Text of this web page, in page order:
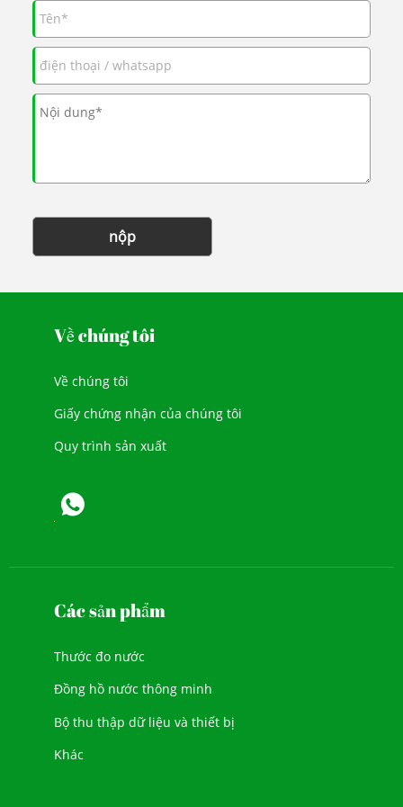
nộp
Về chúng tôi
Về chúng tôi
Giấy chứng nhận của chúng tôi
Quy trình sản xuất
Các sản phẩm
Thước đo nước
Đồng hồ nước thông minh
Bộ thu thập dữ liệu và thiết bị
Khác